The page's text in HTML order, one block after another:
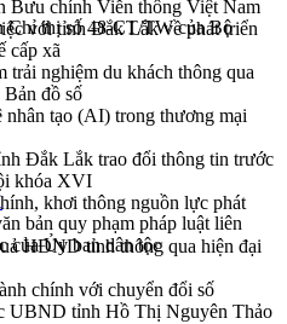
Bưu chính Viễn thông Việt Nam
với tỉnh Đắk Lắk về phát triển
cấp xã
nghiệm du khách thông qua
đồ số
nhân tạo (AI) trong thương mại
Đắk Lắk trao đổi thông tin trước
khóa XVI
khơi thông nguồn lực phát
HĐND tỉnh thông qua hiện đại
chính với chuyển đổi số
UBND tỉnh Hồ Thị Nguyên Thảo
Chỉ thị số 48-CT/TW của Bộ
bản quy phạm pháp luật liên
của Ủy ban dân tộc